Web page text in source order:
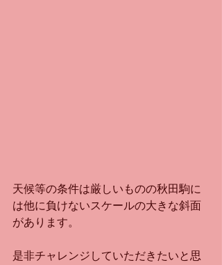
天候等の条件は厳しいものの秋田駒に
は他に負けないスケールの大きな斜面
があります。
是非チャレンジしていただきたいと思